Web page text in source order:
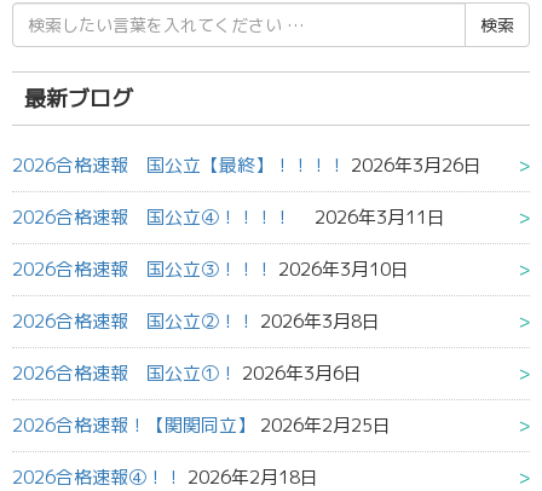
検
索
結
果:
最新ブログ
2026合格速報 国公立【最終】！！！！ 2026年3月26日
2026合格速報 国公立④！！！！ 2026年3月11日
2026合格速報 国公立③！！！ 2026年3月10日
2026合格速報 国公立②！！ 2026年3月8日
2026合格速報 国公立①！ 2026年3月6日
2026合格速報！【関関同立】 2026年2月25日
2026合格速報④！！ 2026年2月18日